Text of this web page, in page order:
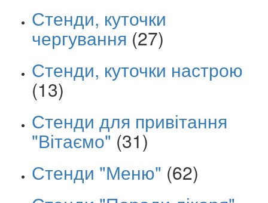
Стенди, куточки
чергування (27)
Стенди, куточки настрою
(13)
Стенди для привітання
"Вітаємо" (31)
Стенди "Меню" (62)